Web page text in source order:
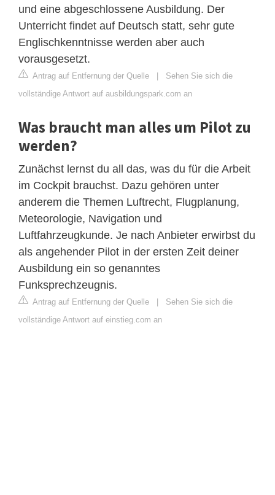
und eine abgeschlossene Ausbildung. Der
Unterricht findet auf Deutsch statt, sehr gute
Englischkenntnisse werden aber auch
vorausgesetzt.
Antrag auf Entfernung der Quelle
Sehen Sie sich die
vollständige Antwort auf ausbildungspark.com an
Was braucht man alles um Pilot zu
werden?
Zunächst lernst du all das, was du für die Arbeit
im Cockpit brauchst. Dazu gehören unter
anderem die Themen Luftrecht, Flugplanung,
Meteorologie, Navigation und
Luftfahrzeugkunde. Je nach Anbieter erwirbst du
als angehender Pilot in der ersten Zeit deiner
Ausbildung ein so genanntes
Funksprechzeugnis.
Antrag auf Entfernung der Quelle
Sehen Sie sich die
vollständige Antwort auf einstieg.com an